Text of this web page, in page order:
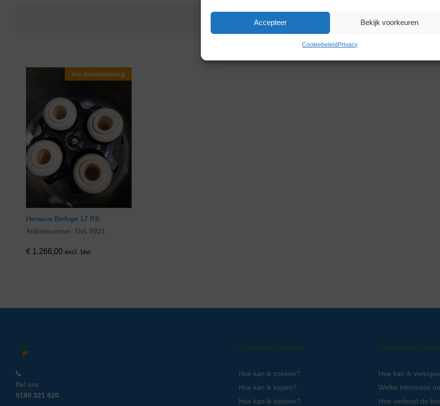
Accepteer Bekijk voorkeuren
CookiebeleidPrivacy
Gerelateerde producten
Via bemiddeling
Heraeus Biofuge 17 RS
Artikelnummer: GvL 9921
€ 1.266,00 excl. btw
Bel ons
0180 321 820
Kopersinformatie
Hoe kan ik zoeken?
Hoe kan ik kopen?
Hoe kan ik betalen?
Hoe kan ik
Welke informatie
Hoe verloopt de